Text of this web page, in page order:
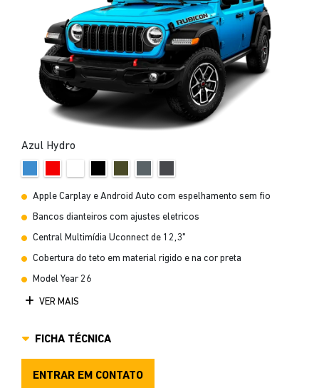
Azul Hydro
Apple Carplay e Android Auto com espelhamento sem fio
Bancos dianteiros com ajustes eletricos
Central Multimídia Uconnect de 12,3"
Cobertura do teto em material rigido e na cor preta
Model Year 26
VER MAIS
FICHA TÉCNICA
ENTRAR EM CONTATO